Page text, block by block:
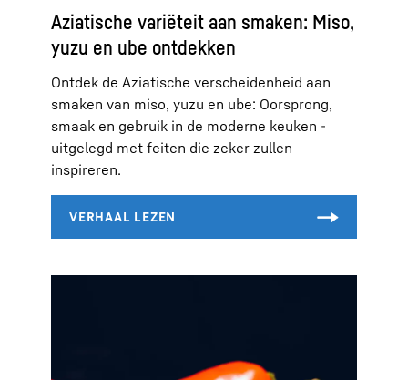
Aziatische variëteit aan smaken: Miso,
yuzu en ube ontdekken
Ontdek de Aziatische verscheidenheid aan
smaken van miso, yuzu en ube: Oorsprong,
smaak en gebruik in de moderne keuken -
uitgelegd met feiten die zeker zullen
inspireren.